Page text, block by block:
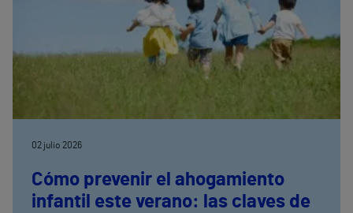
02 julio 2026
Cómo prevenir el ahogamiento
infantil este verano: las claves de